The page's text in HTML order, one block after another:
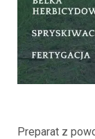
Preparat z